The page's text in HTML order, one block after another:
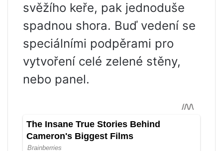
svěžího keře, pak jednoduše
spadnou shora. Buď vedení se
speciálními podpěrami pro
vytvoření celé zelené stěny,
nebo panel.